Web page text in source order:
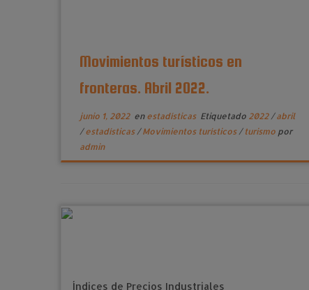
Movimientos turísticos en
fronteras. Abril 2022.
junio 1, 2022en estadísticas Etiquetado 2022 /abril
/estadísticas /Movimientos turísticos / turismo por
admin